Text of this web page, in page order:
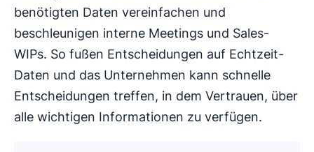
benötigten Daten vereinfachen und
beschleunigen interne Meetings und Sales-
WIPs. So fußen Entscheidungen auf Echtzeit-
Daten und das Unternehmen kann schnelle
Entscheidungen treffen, in dem Vertrauen, über
alle wichtigen Informationen zu verfügen.